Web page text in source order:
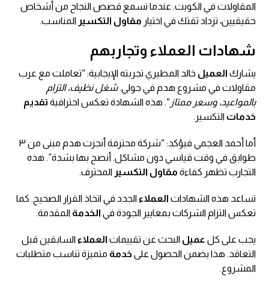
المقاولات في الكويت. عندما تسمع قصص النجاح من أشخاص
حقيقيين، تزداد ثقتك في اختيار مقاول التكسير المناسب.
شهادات العملاء وتجاربهم
يشارك العميل خالد المطيري تجربته الإيجابية: “تعاملت مع عرب
مقاولات في مشروع هدم في حولي.شغل نظيف، التزام
بالمواعيد، وسعر ممتاز “. هذه الشهادة تعكس احترافية تقديم
خدمات التكسير.
أما أحمد العجمي فيؤكد: “شركة محترفة أنجزت هدم مبنى من ٣
طوابق في وقت قياسي دون مشاكل. أنصح بها بشدة”. هذه
التجارب تظهر كفاءة مقاول التكسير المحترف.
تساعد هذه الشهادات العملاء الجدد في اتخاذ القرار الصحيح. كما
تعكس التزام الشركات بمعايير الجودة في الخدمة المقدمة.
يجب على كل عميل البحث عن تقييمات العملاء السابقين قبل
التعاقد. هذا يضمن الحصول على خدمة متميزة تناسب متطلبات
المشروع.